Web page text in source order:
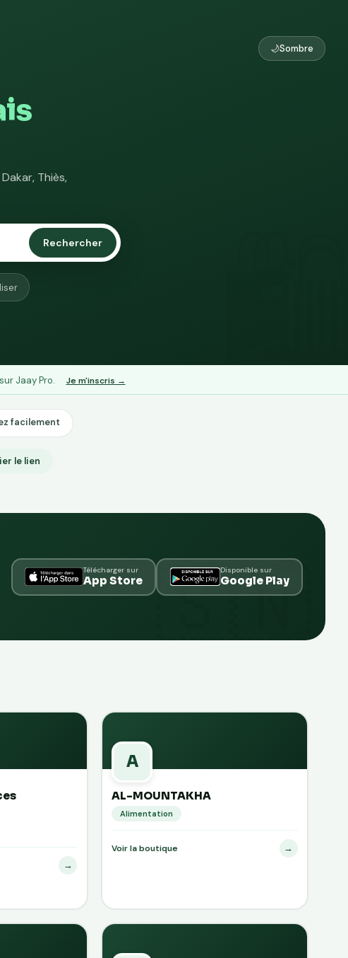
🌙Sombre
Thiès,
Rechercher
Jaay Pro. Je m'inscris →
facilement
le lien
Télécharger sur
App Store
Disponible sur
Google Play
→
A
AL-MOUNTAKHA
Alimentation
Voir la boutique →